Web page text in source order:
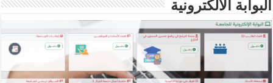
البوابة الالكترونية